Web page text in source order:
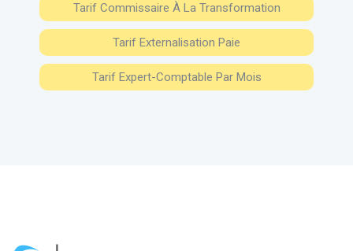
Tarif Commissaire À La Transformation
Tarif Externalisation Paie
Tarif Expert-Comptable Par Mois